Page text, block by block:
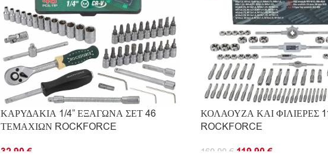
ΚΑΡΥΔΑΚΙΑ 1/4” ΕΞΑΓΩΝΑ ΣΕΤ 46
ΤΕΜΑΧΙΩΝ ROCKFORCE
32.90€
ΚΟΛΑΟΥΖΑ ΚΑΙ ΦΙΛΙΕΡΕΣ
ROCKFORCE
169.90 € 119.90€